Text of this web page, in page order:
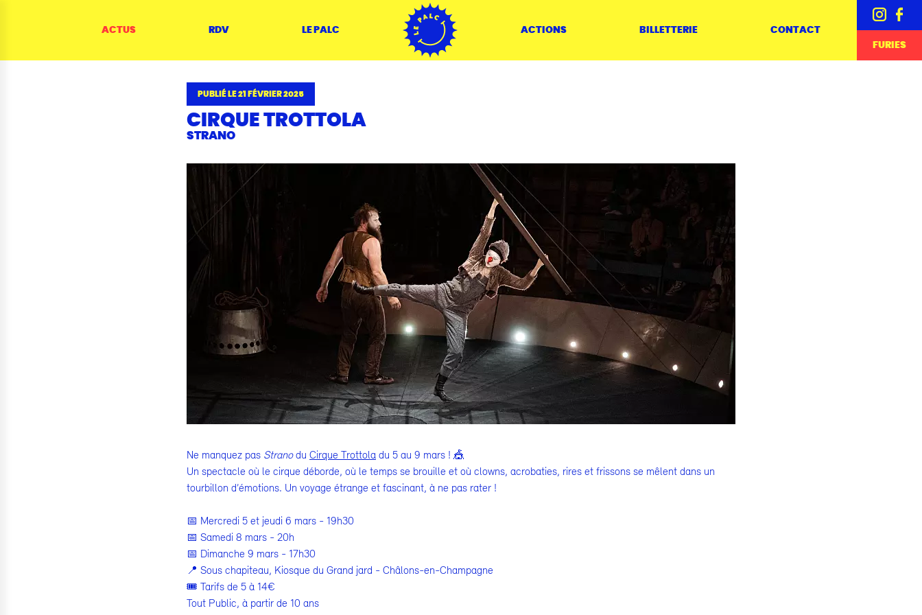
ACCUEIL
ACTUS RDV LE PALC ACTIONS BILLETTERIE
CONTACT
FURIES
PUBLIÉ LE 21 FÉVRIER 2025
CIRQUE TROTTOLA
STRANO
Ne manquez pas Stranodu Cirque Trottola du 5 au 9 mars ! 🎪
Un spectacle où le cirque déborde, où le temps se brouille et où clowns, acrobaties, rires et frissons se mêlent dans un
tourbillon d’émotions. Un voyage étrange et fascinant, à ne pas rater !
📅 Mercredi 5 et jeudi 6 mars - 19h30
📅 Samedi 8 mars - 20h
📅 Dimanche 9 mars - 17h30
📍 Sous chapiteau, Kiosque du Grand jard - Châlons-en-Champagne
🎟 Tarifs de 5 à 14€
Tout Public, à partir de 10 ans